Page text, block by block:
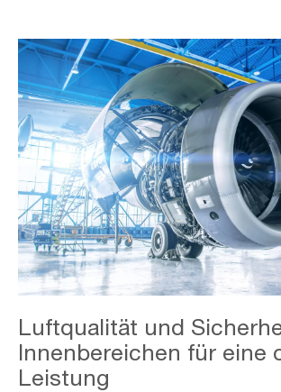
Luftqualität und
Innenbereichen für eine
Leistung